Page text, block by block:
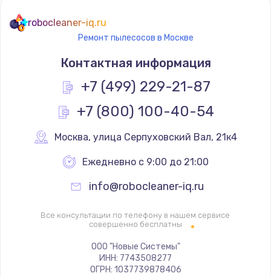
Замена фильтров
1200 руб.
Заказать
600 руб.
Заказать
Ремонт системы подачи воды
Заказать
Замена механизма сматывания электрического
шнура
robocleaner-iq.ru
Ремонт пылесосов в Москве
Контактная информация
+7 (499) 229-21-87
+7 (800) 100-40-54
Москва, улица Серпуховский Вал, 21к4
Ежедневно с 9:00 до 21:00
info@robocleaner-iq.ru
Все консультации по телефону в нашем сервисе
совершенно бесплатны
ООО "Новые Системы"
ИНН: 7743508277
ОГРН: 1037739878406